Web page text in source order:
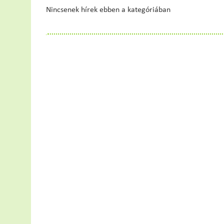
Nincsenek hírek ebben a kategóriában